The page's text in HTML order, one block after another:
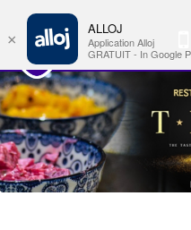
×
ALLOJ
Application Alloj
GRATUIT - In Google